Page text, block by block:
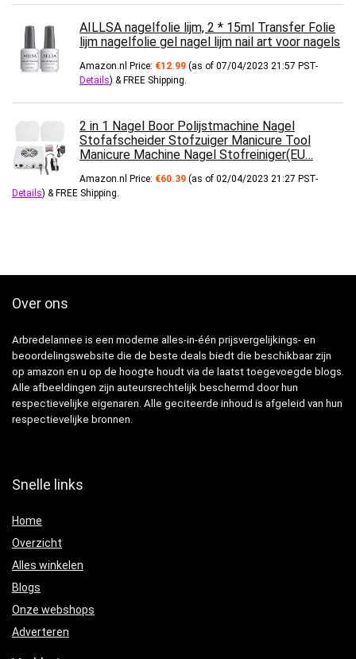
AILLSA nagelfolie lijm, 2 * 15ml Transfer Folie
lijm nagelfolie gel nagel lijm nail art voor nagels
Amazon.nl Price: €12.99 (as of 07/04/2023 21:57 PST-
Details) & FREE Shipping.
2 in 1 Nagel Boor Polijstmachine Nagel
Stofafscheider Stofzuiger Manicure Tool
Manicure Machine Nagel Stofreiniger(EU…
Amazon.nl Price: €60.39 (as of 02/04/2023 21:27 PST-
Details) & FREE Shipping.
Over ons
Arbredelannee is een moderne alles-in-één prijsvergelijkings- en
beoordelingswebsite die de beste deals biedt die beschikbaar zijn
op amazon en u op de hoogte houdt via de laatst toegevoegde blogs.
Alle afbeeldingen zijn auteursrechtelijk beschermd door hun
respectievelijke eigenaren. Alle geciteerde inhoud is afgeleid van hun
respectievelijke bronnen.
Snelle links
Home
Overzicht
Alles winkelen
Blogs
Onze webshops
Adverteren